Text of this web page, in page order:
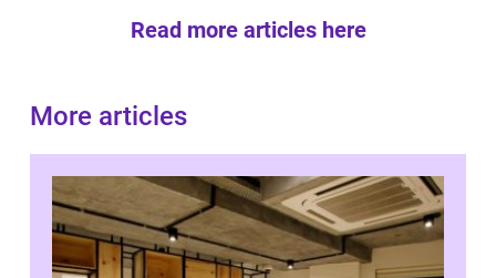
Read more articles here
More articles